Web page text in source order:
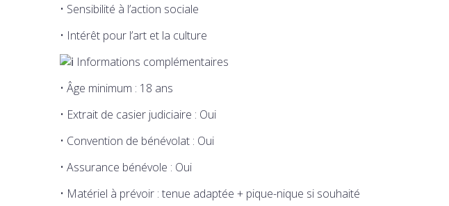
• Sensibilité à l’action sociale
• Intérêt pour l’art et la culture
Informations complémentaires
• Âge minimum : 18 ans
• Extrait de casier judiciaire : Oui
• Convention de bénévolat : Oui
• Assurance bénévole : Oui
• Matériel à prévoir : tenue adaptée + pique-nique si souhaité